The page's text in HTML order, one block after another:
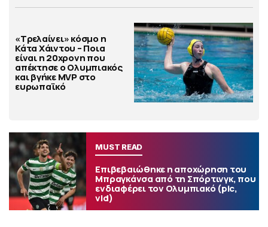
«Τρελαίνει» κόσμο η
Κάτα Χάιντου – Ποια
είναι η 20χρονη που
απέκτησε ο Ολυμπιακός
και βγήκε MVP στο
ευρωπαϊκό
MUST READ
Επιβεβαιώθηκε η αποχώρηση του
Μπραγκάνσα από τη Σπόρτινγκ, που
ενδιαφέρει τον Ολυμπιακό (pic,
vid)